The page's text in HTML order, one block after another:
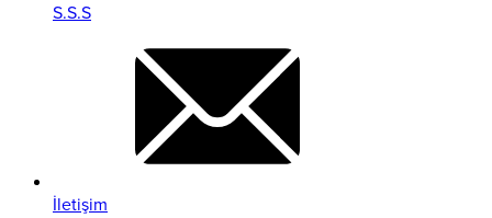
S.S.S
İletişim